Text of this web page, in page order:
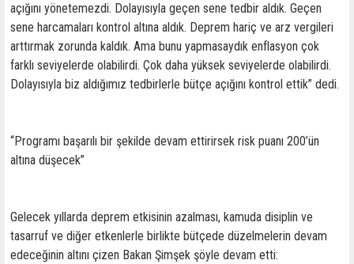
açığını yönetemezdi. Dolayısıyla geçen sene tedbir aldık. Geçen
sene harcamaları kontrol altına aldık. Deprem hariç ve arz vergileri
arttırmak zorunda kaldık. Ama bunu yapmasaydık enflasyon çok
farklı seviyelerde olabilirdi. Çok daha yüksek seviyelerde olabilirdi.
Dolayısıyla biz aldığımız tedbirlerle bütçe açığını kontrol ettik” dedi.
“Programı başarılı bir şekilde devam ettirirsek risk puanı 200’ün
altına düşecek”
Gelecek yıllarda deprem etkisinin azalması, kamuda disiplin ve
tasarruf ve diğer etkenlerle birlikte bütçede düzelmelerin devam
edeceğinin altını çizen Bakan Şimşek şöyle devam etti: